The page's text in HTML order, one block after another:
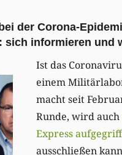
der Corona-
sich informieren und
Ist das
einem
macht seit
Runde, wird auch
Express
ausschließen